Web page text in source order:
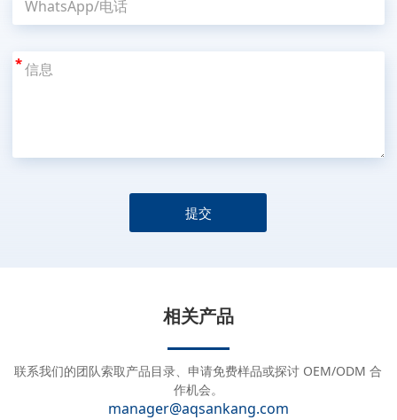
*
提交
a
相关产品
联系我们的团队索取产品目录、申请免费样品或探讨 OEM/ODM 合
作机会。
manager@aqsankang.com